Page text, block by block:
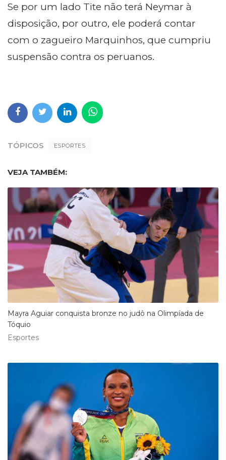
Se por um lado Tite não terá Neymar à
disposição, por outro, ele poderá contar
com o zagueiro Marquinhos, que cumpriu
suspensão contra os peruanos.
TÓPICOS ESPORTES
VEJA TAMBÉM:
Mayra Aguiar conquista bronze no judô na Olimpíada de
Tóquio
Esportes